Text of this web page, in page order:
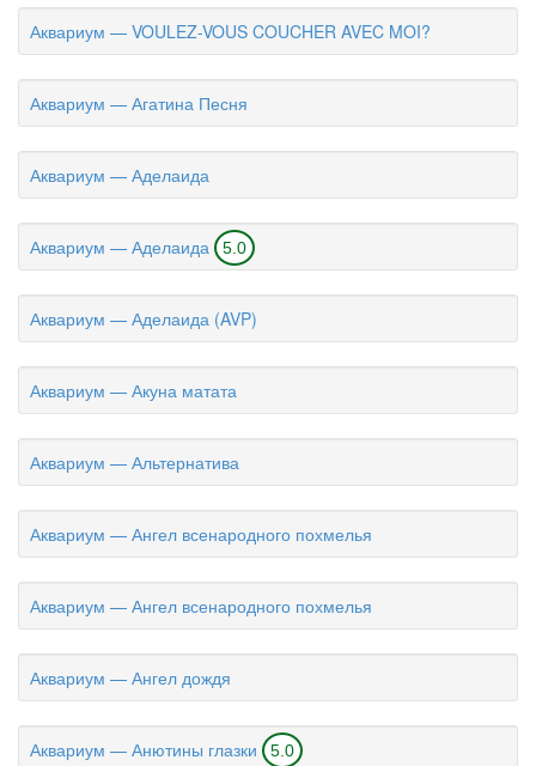
Аквариум — VOULEZ-VOUS COUCHER AVEC MOI?
Аквариум — Агатина Песня
Аквариум — Аделаида
Аквариум — Аделаида 5.0
Аквариум — Аделаида (AVP)
Аквариум — Акуна матата
Аквариум — Альтернатива
Аквариум — Ангел всенародного похмелья
Аквариум — Ангел всенародного похмелья
Аквариум — Ангел дождя
Аквариум — Анютины глазки 5.0